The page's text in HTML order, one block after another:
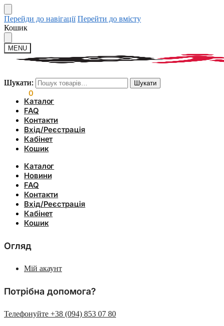
Перейди до навігації Перейти до вмісту
Кошик
MENU
Шукати: Шукати
0
Шукати: Шукати
Каталог
FAQ
Контакти
Вхід/Реєстрація
Кабінет
Кошик
Каталог
Новини
FAQ
Контакти
Вхід/Реєстрація
Кабінет
Кошик
Огляд
Мій акаунт
Потрібна допомога?
Телефонуйте +38 (094) 853 07 80